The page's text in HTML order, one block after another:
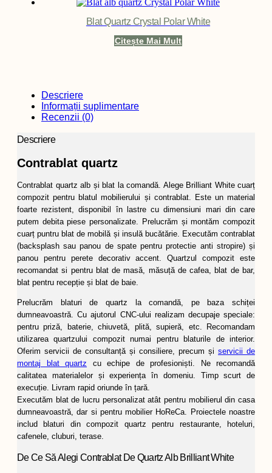
Blat Quartz Crystal Polar White
Citește Mai Mult
Descriere
Informații suplimentare
Recenzii (0)
Descriere
Contrablat quartz
Contrablat quartz alb și blat la comandă. Alege Brilliant White cuarț
compozit pentru blatul mobilierului și contrablat. Este un material
foarte rezistent, disponibil în lastre cu dimensiuni mari din care
putem debita piese personalizate. Prelucrăm și montăm compozit
cuarț puntru blat de mobilă și insulă bucătărie. Executăm contrablat
(backsplash sau panou de spate pentru protectie anti stropire) și
panou pentru perete decorativ accent. Quartzul compozit este
recomandat si pentru blat de masă, măsuță de cafea, blat de bar,
blat pentru recepție și blat de baie.
Prelucrăm blaturi de quartz la comandă, pe baza schiței
dumneavoastră. Cu ajutorul CNC-ului realizam decupaje speciale:
pentru priză, baterie, chiuvetă, plită, supieră, etc. Recomandam
utilizarea quartzului compozit numai pentru blaturile de interior.
Oferim servicii de consultanță și consiliere, precum și servicii de
montaj blat quartz cu echipe de profesioniști. Ne recomandă
calitatea materialelor și experiența în domeniu. Timp scurt de
execuție. Livram rapid oriunde în țară.
Executăm blat de lucru personalizat atât pentru mobilierul din casa
dumneavoastră, dar si pentru mobilier HoReCa. Proiectele noastre
includ blaturi din compozit quartz pentru restaurante, hoteluri,
cafenele, cluburi, terase.
De Ce Să Alegi Contrablat De Quartz Alb Brilliant White